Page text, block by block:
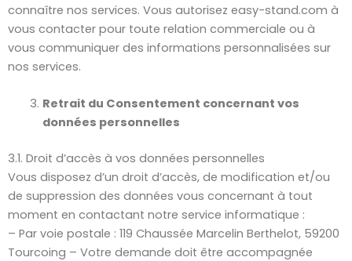
connaître nos services. Vous autorisez easy-stand.com à
vous contacter pour toute relation commerciale ou à
vous communiquer des informations personnalisées sur
nos services.
Retrait du Consentement concernant vos
données personnelles
3.1. Droit d’accès à vos données personnelles
Vous disposez d’un droit d’accès, de modification et/ou
de suppression des données vous concernant à tout
moment en contactant notre service informatique :
– Par voie postale : 119 Chaussée Marcelin Berthelot, 59200
Tourcoing – Votre demande doit être accompagnée